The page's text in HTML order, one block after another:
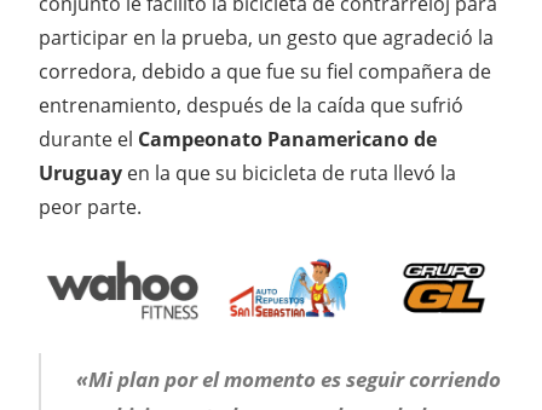
participar en la prueba, un gesto que agradeció la
corredora, debido a que fue su fiel compañera de
entrenamiento, después de la caída que sufrió
durante el Campeonato Panamericano de
Uruguay en la que su bicicleta de ruta llevó la
peor parte.
«Mi plan por el momento es seguir corriendo